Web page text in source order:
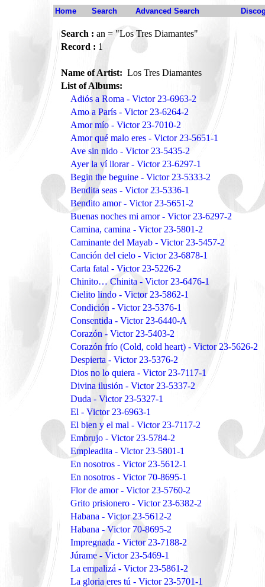
Home Search Advanced Search
Search : an = "Los Tres Diamantes"
Record : 1
Name of Artist: Los Tres Diamantes
List of Albums:
Adiós a Roma - Victor 23-6963-2
Amo a París - Victor 23-6264-2
Amor mío - Victor 23-7010-2
Amor qué malo eres - Victor 23-5651-1
Ave sin nido - Victor 23-5435-2
Ayer la ví llorar - Victor 23-6297-1
Begin the beguine - Victor 23-5333-2
Bendita seas - Victor 23-5336-1
Bendito amor - Victor 23-5651-2
Buenas noches mi amor - Victor 23-6297-2
Camina, camina - Victor 23-5801-2
Caminante del Mayab - Victor 23-5457-2
Canción del cielo - Victor 23-6878-1
Carta fatal - Victor 23-5226-2
Chinito… Chinita - Victor 23-6476-1
Cielito lindo - Victor 23-5862-1
Condición - Victor 23-5376-1
Consentida - Victor 23-6440-A
Corazón - Victor 23-5403-2
Corazón frío (Cold, cold heart) - Victor 23-5626-2
Despierta - Victor 23-5376-2
Dios no lo quiera - Victor 23-7117-1
Divina ilusión - Victor 23-5337-2
Duda - Victor 23-5327-1
El - Victor 23-6963-1
El bien y el mal - Victor 23-7117-2
Embrujo - Victor 23-5784-2
Empleadita - Victor 23-5801-1
En nosotros - Victor 23-5612-1
En nosotros - Victor 70-8695-1
Flor de amor - Victor 23-5760-2
Grito prisionero - Victor 23-6382-2
Habana - Victor 23-5612-2
Habana - Victor 70-8695-2
Impregnada - Victor 23-7188-2
Júrame - Victor 23-5469-1
La empalizá - Victor 23-5861-2
La gloria eres tú - Victor 23-5701-1